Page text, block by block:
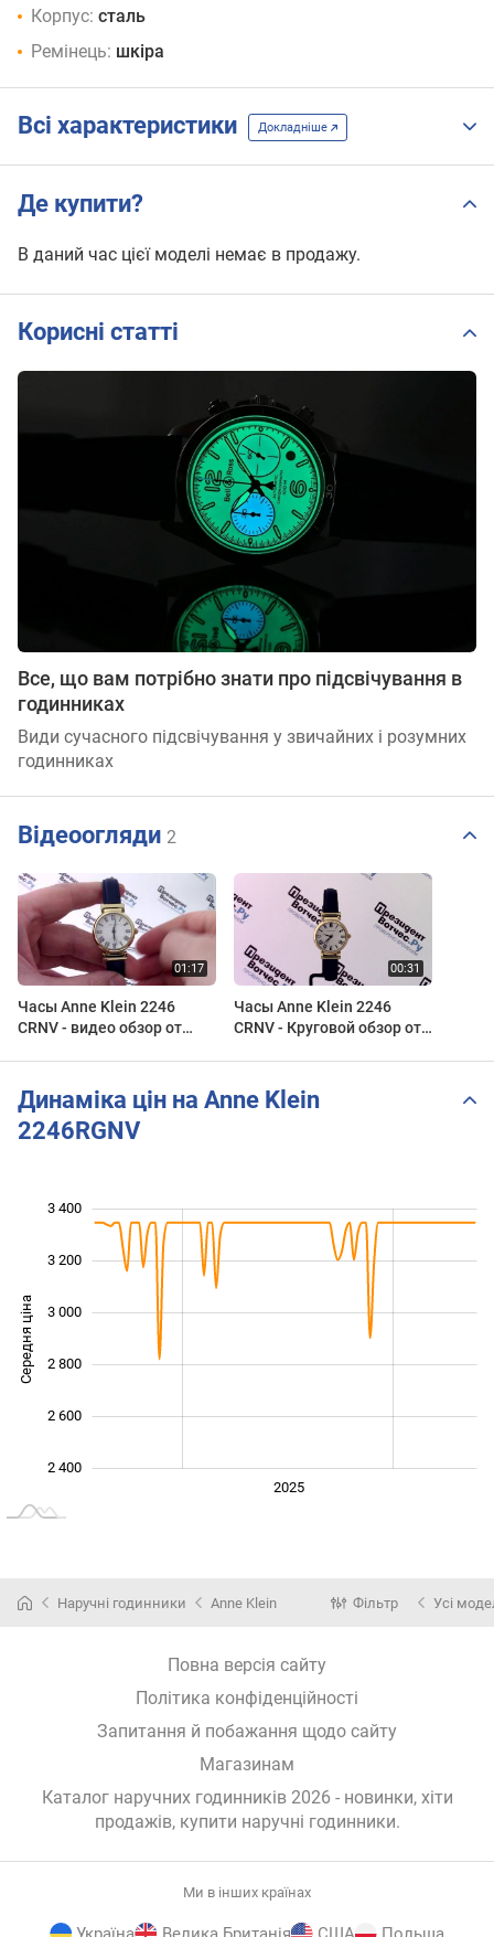
Корпус: сталь
Ремінець: шкіра
Всі характеристики Докладніше
Де купити?
В даний час цієї моделі немає в продажу.
Корисні статті
Все, що вам потрібно знати про підсвічування в
годинниках
Види сучасного підсвічування у звичайних і розумних
годинниках
Відеоогляди 2
Часы Anne Klein 2246
CRNV - видео обзор от
Часы Anne Klein 2246
CRNV - Круговой обзор от
Динаміка цін на Anne Klein
2246RGNV
Середня ціна
2 400
2 600
2 800
3 000
3 200
3 400
2025
Наручні годинники Anne Klein Фільтр Усі
Повна версія сайту
Політика конфіденційності
Запитання й побажання щодо сайту
Магазинам
Каталог наручних годинників 2026 - новинки, хіти
продажів, купити наручні годинники.
Ми в інших країнах